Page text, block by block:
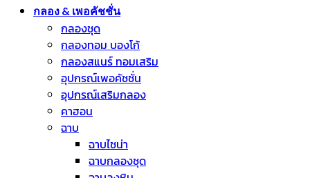
กลอง & เพอคัชชั่น
กลองชุด
กลองทอม บองโก้
กลองสแนร์ ทอมเสริม
อุปกรณ์เพอคัชชั่น
อุปกรณ์เสริมกลอง
คาฮอน
ฉาบ
ฉาบไชน่า
ฉาบกลองชุด